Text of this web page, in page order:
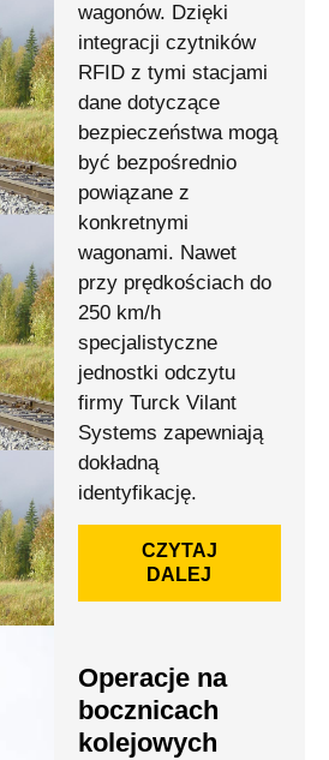
wagonów. Dzięki
integracji czytników
RFID z tymi stacjami
dane dotyczące
bezpieczeństwa mogą
być bezpośrednio
powiązane z
konkretnymi
wagonami. Nawet
przy prędkościach do
250 km/h
specjalistyczne
jednostki odczytu
firmy Turck Vilant
Systems zapewniają
dokładną
identyfikację.
CZYTAJ
DALEJ
Operacje na
bocznicach
kolejowych